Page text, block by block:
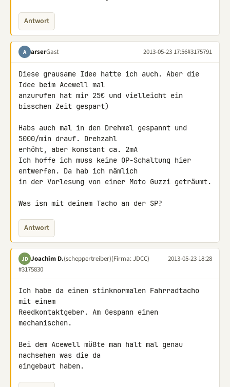
Antwort
A arserGast 2013-05-23 17:56#3175791
Diese grausame Idee hatte ich auch. Aber die
Idee beim Acewell mal
anzurufen hat mir 25€ und vielleicht ein
bisschen Zeit gespart)
Habs auch mal in den Drehmel gespannt und
5000/min drauf. Drehzahl
erhöht, aber konstant ca. 2mA
Ich hoffe ich muss keine OP-Schaltung hier
entwerfen. Da hab ich nämlich
in der Vorlesung von einer Moto Guzzi geträumt.
Was isn mit deinem Tacho an der SP?
Antwort
JD Joachim D.(scheppertreiber)(Firma: JDCC)
2013-05-23 18:28
#3175830
Ich habe da einen stinknormalen Fahrradtacho
mit einem
Reedkontaktgeber. Am Gespann einen
mechanischen.
Bei dem Acewell müßte man halt mal genau
nachsehen was die da
eingebaut haben.